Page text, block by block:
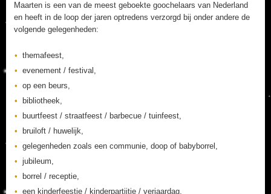
Maarten is een van de meest geboekte goochelaars van Nederland
en heeft in de loop der jaren optredens verzorgd bij onder andere de
volgende gelegenheden:
themafeest,
evenement / festival,
op een beurs,
bibliotheek,
buurtfeest / straatfeest / barbecue / tuinfeest,
bruiloft / huwelijk,
gelegenheden zoals een communie, doop of babyborrel,
jubileum,
borrel / receptie,
een kinderfeestje / kinderpartijtje / verjaardag,